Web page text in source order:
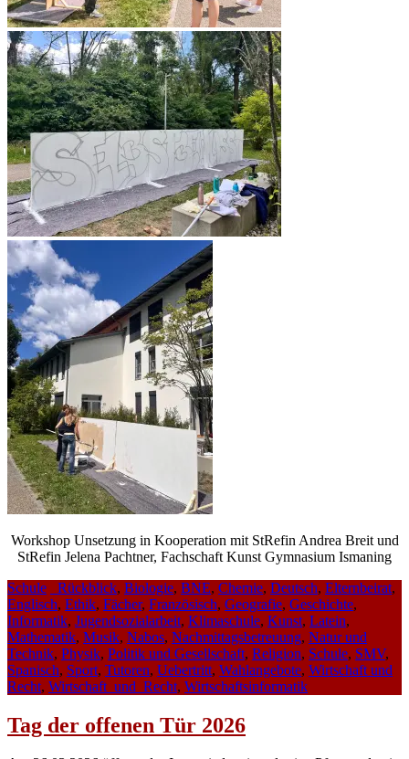
Workshop Unsetzung in Kooperation mit StRefin Andrea Breit und
StRefin Jelena Pachtner, Fachschaft Kunst Gymnasium Ismaning
Schule
_Rückblick, Biologie, BNE, Chemie, Deutsch, Elternbeirat,
Englisch, Ethik, Fächer, Französisch, Geografie, Geschichte,
Informatik, Jugendsozialarbeit, Klimaschule, Kunst, Latein,
Mathematik, Musik, Nabos, Nachmittagsbetreuung, Natur und
Technik, Physik, Politik und Gesellschaft, Religion, Schule, SMV,
Spanisch, Sport, Tutoren, Uebertritt, Wahlangebote, Wirtschaft und
Recht, Wirtschaft_und_Recht, Wirtschaftsinformatik
Tag der offenen Tür 2026